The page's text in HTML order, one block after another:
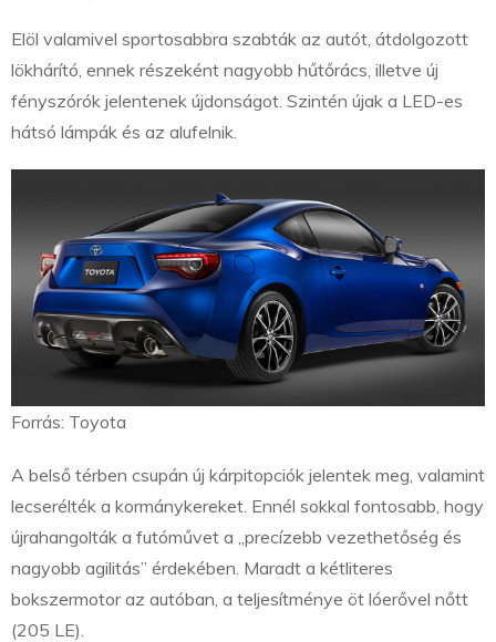
Elöl valamivel sportosabbra szabták az autót, átdolgozott
lökhárító, ennek részeként nagyobb hűtőrács, illetve új
fényszórók jelentenek újdonságot. Szintén újak a LED-es
hátsó lámpák és az alufelnik.
Forrás: Toyota
A belső térben csupán új kárpitopciók jelentek meg, valamint
lecserélték a kormánykereket. Ennél sokkal fontosabb, hogy
újrahangolták a futóművet a „precízebb vezethetőség és
nagyobb agilitás” érdekében. Maradt a kétliteres
bokszermotor az autóban, a teljesítménye öt lóerővel nőtt
(205 LE).